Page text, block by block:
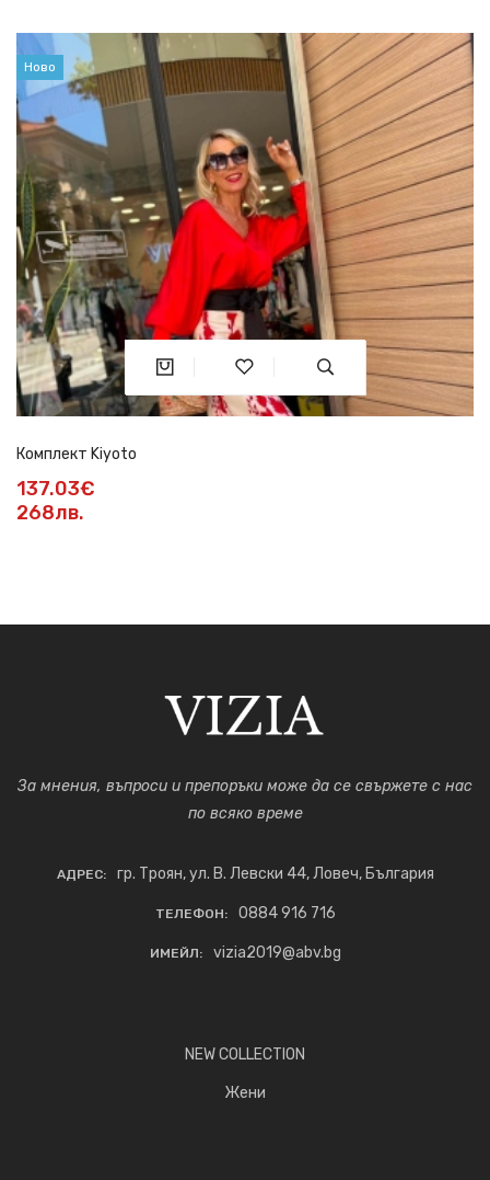
Ново
Комплект Kiyoto
137.03€
268лв.
За мнения, въпроси и препоръки може да се свържете с нас
по всяко време
АДРЕС: гр. Троян, ул. В. Левски 44, Ловеч, България
ТЕЛЕФОН: 0884 916 716
ИМЕЙЛ: vizia2019@abv.bg
NEW COLLECTION
Жени